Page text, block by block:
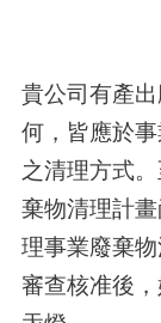
貴公司有產
何，皆應於
之清理方式
棄物清理計
理事業廢棄
審查核准後